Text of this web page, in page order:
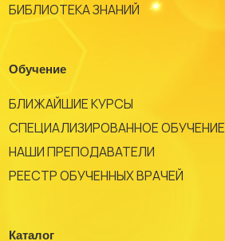
БИБЛИОТЕКА ЗНАНИЙ
Обучение
БЛИЖАЙШИЕ КУРСЫ
СПЕЦИАЛИЗИРОВАННОЕ ОБУЧЕНИЕ
НАШИ ПРЕПОДАВАТЕЛИ
РЕЕСТР ОБУЧЕННЫХ ВРАЧЕЙ
Каталог